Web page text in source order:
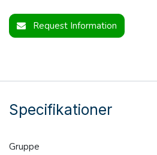
Request Information
Specifikationer
Gruppe